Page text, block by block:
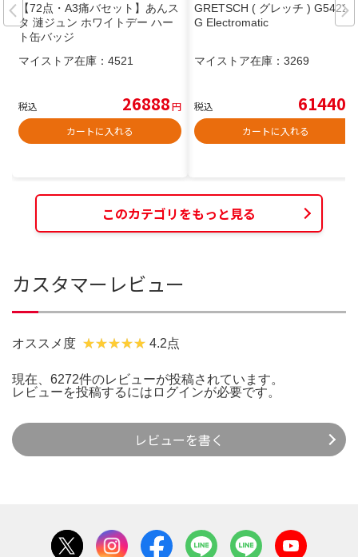
【72点・A3痛バセット】あんス
タ 漣ジュン ホワイトデー ハー
ト缶バッジ
マイストア在庫： 4521
税込 26888円
カートに入れる
GRETSCH ( グレッチ ) G5422T
G Electromatic
マイストア在庫： 3269
税込 61440
カートに入れる
このカテゴリをもっと見る
カスタマーレビュー
オススメ度 4.2点
現在、6272件のレビューが投稿されています。
レビューを投稿するには ログインが必要です。
レビューを書く